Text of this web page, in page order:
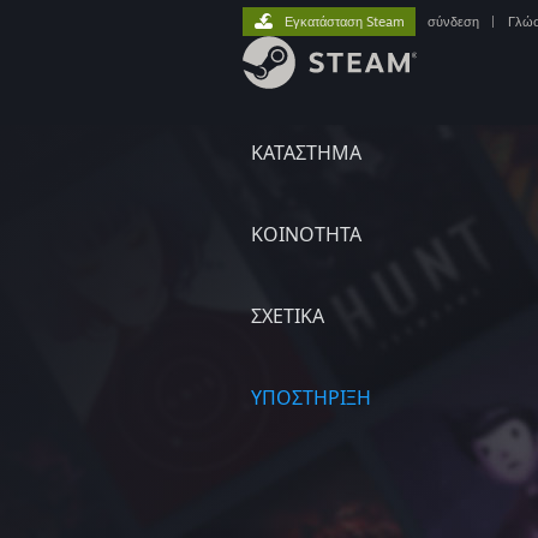
ΚΑΤΑΣΤΗΜΑ
ΚΟΙΝΟΤΗΤΑ
ΣΧΕΤΙΚΆ
ΥΠΟΣΤΗΡΙΞΗ
Εγκατάσταση Steam σύνδεση